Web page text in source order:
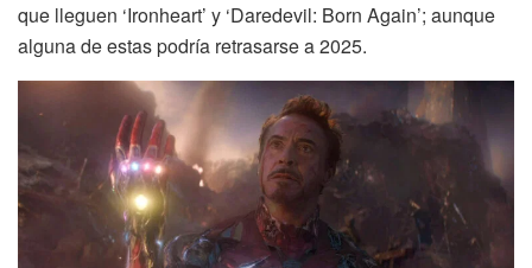
que lleguen ‘Ironheart’ y ‘Daredevil: Born Again’; aunque
alguna de estas podría retrasarse a 2025.